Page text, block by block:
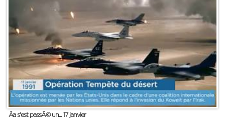
Ãa s'est passÃ© un... 17 janvier